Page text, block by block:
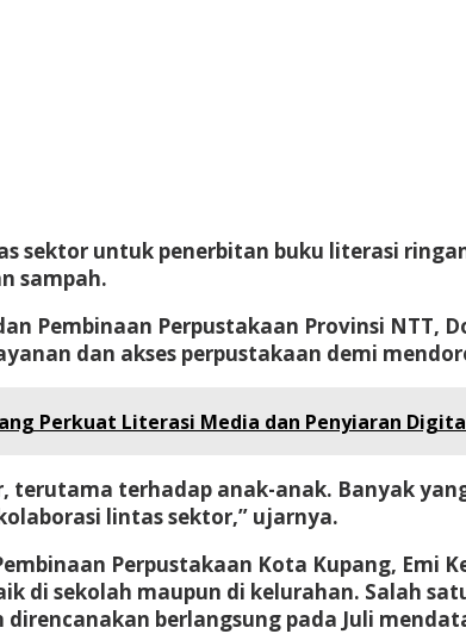
sektor untuk penerbitan buku literasi
sampah.
Pembinaan Perpustakaan Provinsi NTT,
dan akses perpustakaan demi
Perkuat Literasi Media dan Penyiaran
terutama terhadap anak-anak. Banyak
lintas sektor,” ujarnya.
Perpustakaan Kota Kupang, Emi
di sekolah maupun di kelurahan. Salah
berlangsung pada Juli